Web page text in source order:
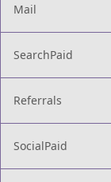
Mail
SearchPaid
Referrals
SocialPaid